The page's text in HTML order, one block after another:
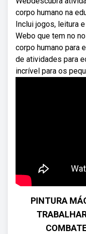
corpo humano na
Inclui jogos, leitura
Webo que tem no
corpo humano para
de atividades para
incrível para os
PINTURA